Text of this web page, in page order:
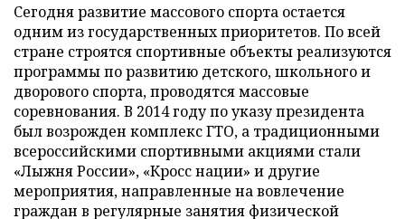
Сегодня развитие массового спорта остается
одним из государственных приоритетов. По всей
стране строятся спортивные объекты реализуются
программы по развитию детского, школьного и
дворового спорта, проводятся массовые
соревнования. В 2014 году по указу президента
был возрожден комплекс ГТО, а традиционными
всероссийскими спортивными акциями стали
«Лыжня России», «Кросс нации» и другие
мероприятия, направленные на вовлечение
граждан в регулярные занятия физической